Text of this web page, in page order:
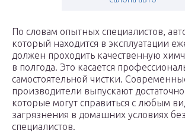
​По словам опытных специалистов,
который находится в эксплуатации
должен проходить качественную
в полгода. Это касается
самостоятельной чистки.
производители выпускают
которые могут справиться с любым
загрязнения в домашних условиях
специалистов.